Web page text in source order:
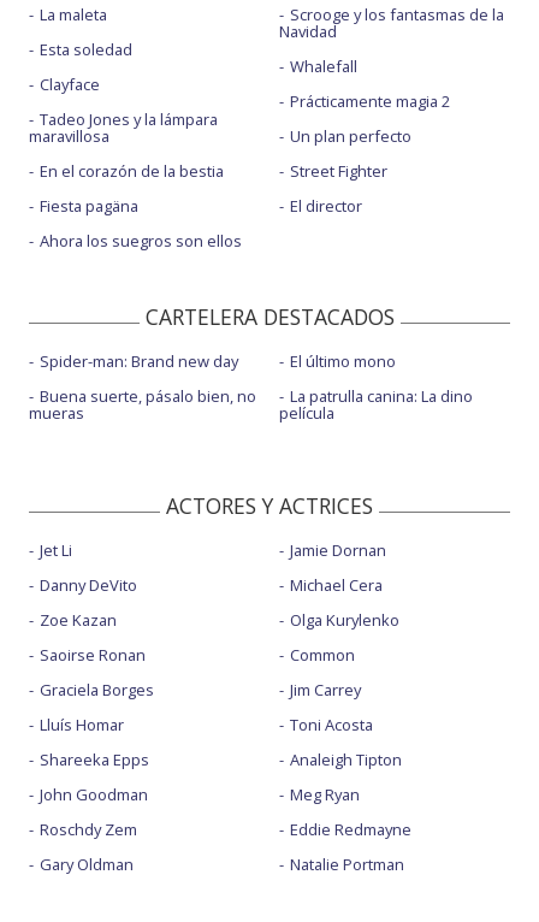
La maleta
Esta soledad
Clayface
Tadeo Jones y la lámpara
maravillosa
En el corazón de la bestia
Fiesta pagäna
Ahora los suegros son ellos
Scrooge y los fantasmas de la
Navidad
Whalefall
Prácticamente magia 2
Un plan perfecto
Street Fighter
El director
CARTELERA DESTACADOS
Spider-man: Brand new day
Buena suerte, pásalo bien, no
mueras
El último mono
La patrulla canina: La dino
película
ACTORES Y ACTRICES
Jet Li
Danny DeVito
Zoe Kazan
Saoirse Ronan
Graciela Borges
Lluís Homar
Shareeka Epps
John Goodman
Roschdy Zem
Gary Oldman
Jamie Dornan
Michael Cera
Olga Kurylenko
Common
Jim Carrey
Toni Acosta
Analeigh Tipton
Meg Ryan
Eddie Redmayne
Natalie Portman